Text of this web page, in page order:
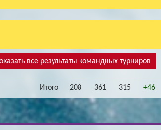
все результаты командных турниров
Итого 208 361 315 +46